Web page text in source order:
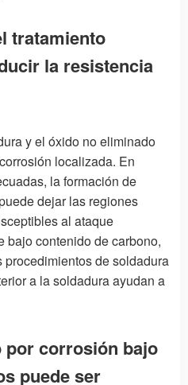
tratamiento
la resistencia
y el óxido no eliminado
localizada. En
la formación de
dejar las regiones
al ataque
bajo contenido de carbono,
de soldadura
a la soldadura ayudan a
por corrosión bajo
puede ser